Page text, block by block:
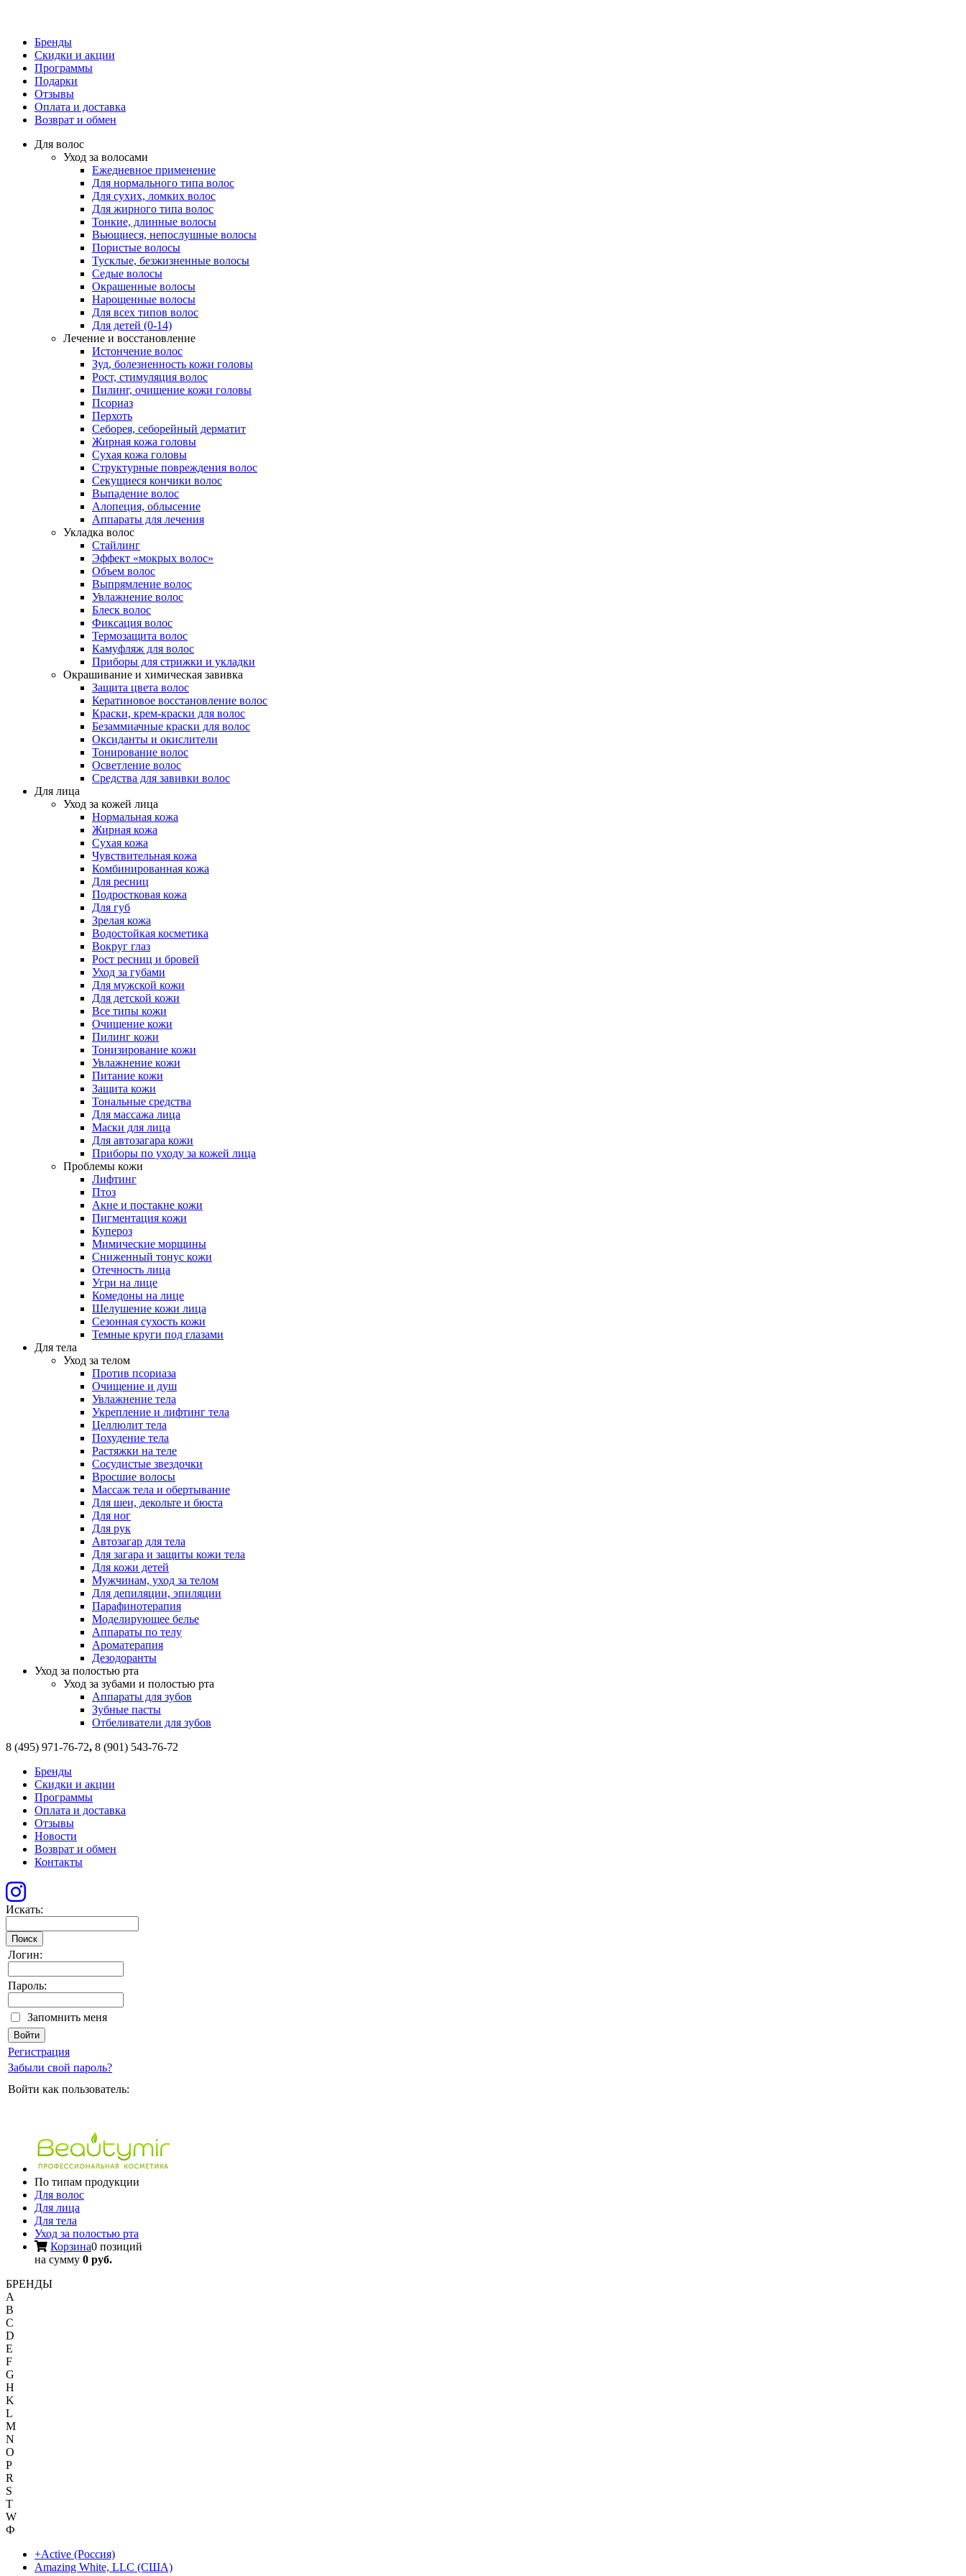
Бренды
Скидки и акции
Программы
Подарки
Отзывы
Оплата и доставка
Возврат и обмен
Для волос
Уход за волосами
Ежедневное применение
Для нормального типа волос
Для сухих, ломких волос
Для жирного типа волос
Тонкие, длинные волосы
Вьющиеся, непослушные волосы
Пористые волосы
Тусклые, безжизненные волосы
Седые волосы
Окрашенные волосы
Нарощенные волосы
Для всех типов волос
Для детей (0-14)
Лечение и восстановление
Истончение волос
Зуд, болезненность кожи головы
Рост, стимуляция волос
Пилинг, очищение кожи головы
Псориаз
Перхоть
Себорея, себорейный дерматит
Жирная кожа головы
Сухая кожа головы
Структурные повреждения волос
Секущиеся кончики волос
Выпадение волос
Алопеция, облысение
Аппараты для лечения
Укладка волос
Стайлинг
Эффект «мокрых волос»
Объем волос
Выпрямление волос
Увлажнение волос
Блеск волос
Фиксация волос
Термозащита волос
Камуфляж для волос
Приборы для стрижки и укладки
Окрашивание и химическая завивка
Защита цвета волос
Кератиновое восстановление волос
Краски, крем-краски для волос
Безаммиачные краски для волос
Оксиданты и окислители
Тонирование волос
Осветление волос
Средства для завивки волос
Для лица
Уход за кожей лица
Нормальная кожа
Жирная кожа
Сухая кожа
Чувствительная кожа
Комбинированная кожа
Для ресниц
Подростковая кожа
Для губ
Зрелая кожа
Водостойкая косметика
Вокруг глаз
Рост ресниц и бровей
Уход за губами
Для мужской кожи
Для детской кожи
Все типы кожи
Очищение кожи
Пилинг кожи
Тонизирование кожи
Увлажнение кожи
Питание кожи
Защита кожи
Тональные средства
Для массажа лица
Маски для лица
Для автозагара кожи
Приборы по уходу за кожей лица
Проблемы кожи
Лифтинг
Птоз
Акне и постакне кожи
Пигментация кожи
Купероз
Мимические морщины
Сниженный тонус кожи
Отечность лица
Угри на лице
Комедоны на лице
Шелушение кожи лица
Сезонная сухость кожи
Темные круги под глазами
Для тела
Уход за телом
Против псориаза
Очищение и душ
Увлажнение тела
Укрепление и лифтинг тела
Целлюлит тела
Похудение тела
Растяжки на теле
Сосудистые звездочки
Вросшие волосы
Массаж тела и обертывание
Для шеи, декольте и бюста
Для ног
Для рук
Автозагар для тела
Для загара и защиты кожи тела
Для кожи детей
Мужчинам, уход за телом
Для депиляции, эпиляции
Парафинотерапия
Моделирующее белье
Аппараты по телу
Ароматерапия
Дезодоранты
Уход за полостью рта
Уход за зубами и полостью рта
Аппараты для зубов
Зубные пасты
Отбеливатели для зубов
8 (495) 971-76-72, 8 (901) 543-76-72
Бренды
Скидки и акции
Программы
Оплата и доставка
Отзывы
Новости
Возврат и обмен
Контакты
Искать:
Поиск
Логин:
Пароль:
Запомнить меня
Регистрация
Забыли свой пароль?
Войти как пользователь:
По типам продукции
Для волос
Для лица
Для тела
Уход за полостью рта
Корзина0 позиций
на сумму 0 руб.
БРЕНДЫ
A
B
C
D
E
F
G
H
K
L
M
N
O
P
R
S
T
W
Ф
+Active (Россия)
Amazing White, LLC (США)